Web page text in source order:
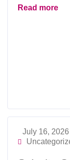
Read more
July 16, 2026